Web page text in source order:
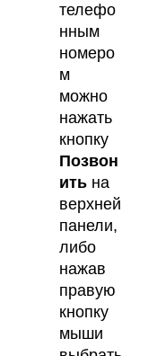
телефо
нным
номеро
м
можно
нажать
кнопку
Позвон
ить на
верхней
панели,
либо
нажав
правую
кнопку
мыши